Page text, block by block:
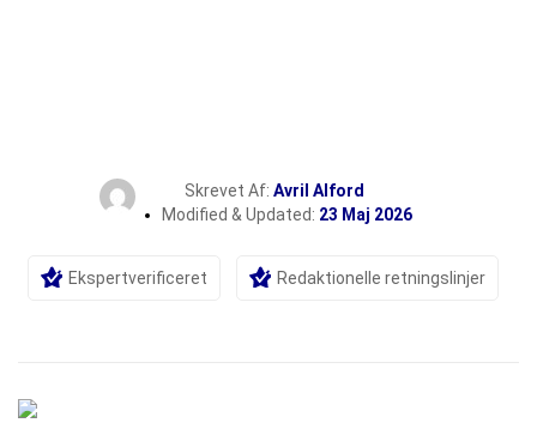
Skrevet Af: Avril Alford
Modified & Updated: 23 Maj 2026
Ekspertverificeret Redaktionelle retningslinjer